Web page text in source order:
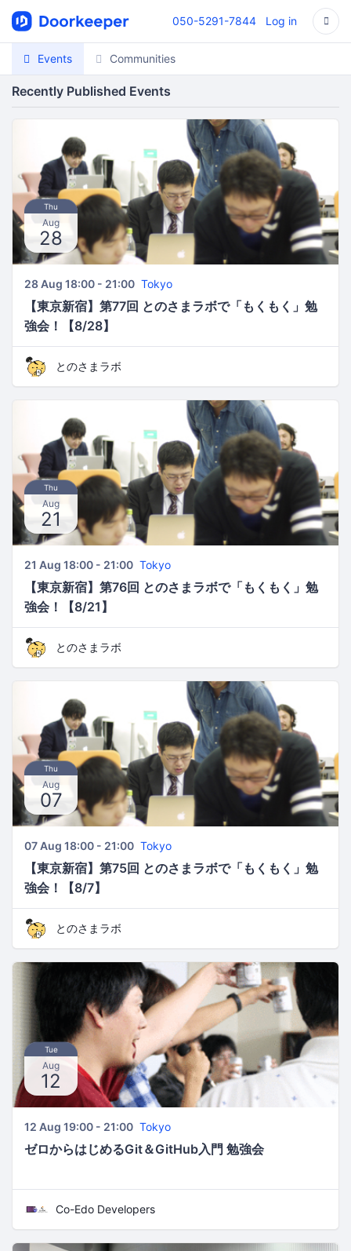
050-5291-7844 Log in
Events Communities
Recently Published Events
Thu
Aug
28
28 Aug 18:00 - 21:00 Tokyo
【東京新宿】第77回 とのさまラボで「もくもく」勉
強会！【8/28】
とのさまラボ
Thu
Aug
21
21 Aug 18:00 - 21:00 Tokyo
【東京新宿】第76回 とのさまラボで「もくもく」勉
強会！【8/21】
とのさまラボ
Thu
Aug
07
07 Aug 18:00 - 21:00 Tokyo
【東京新宿】第75回 とのさまラボで「もくもく」勉
強会！【8/7】
とのさまラボ
Tue
Aug
12
12 Aug 19:00 - 21:00 Tokyo
ゼロからはじめるGit＆GitHub入門 勉強会
Co-Edo Developers